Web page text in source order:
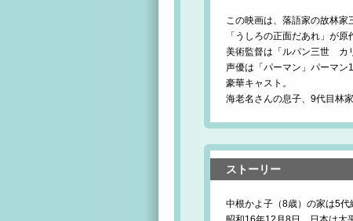
この映画は、落語家の故林
「うしろの正面だあれ」が原
美術監督は「ルパン三世 カ
声優は「パーマン」パーマン
豪華キャスト。
海老名さんの息子、9代目林
ストーリー
中根かよ子（8歳）の家は5代